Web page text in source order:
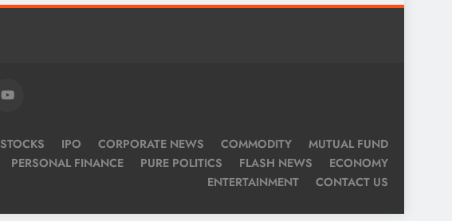
STOCKS IPO CORPORATE NEWS COMMODITY
MUTUAL FUND
PERSONAL FINANCE
PURE POLITICS FLASH NEWS
ECONOMY
ENTERTAINMENT
CONTACT US